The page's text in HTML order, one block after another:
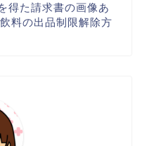
得た請求書の画像あ
料の出品制限解除方